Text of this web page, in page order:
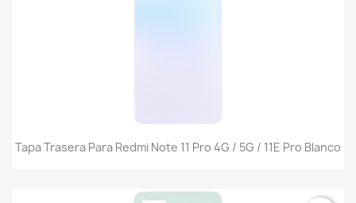
Tapa Trasera Para Redmi Note 11 Pro 4G / 5G / 11E Pro Blanco